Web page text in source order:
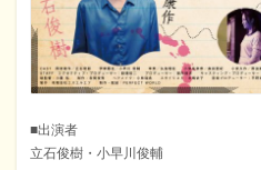
■出演者
立石俊樹・小早川俊輔